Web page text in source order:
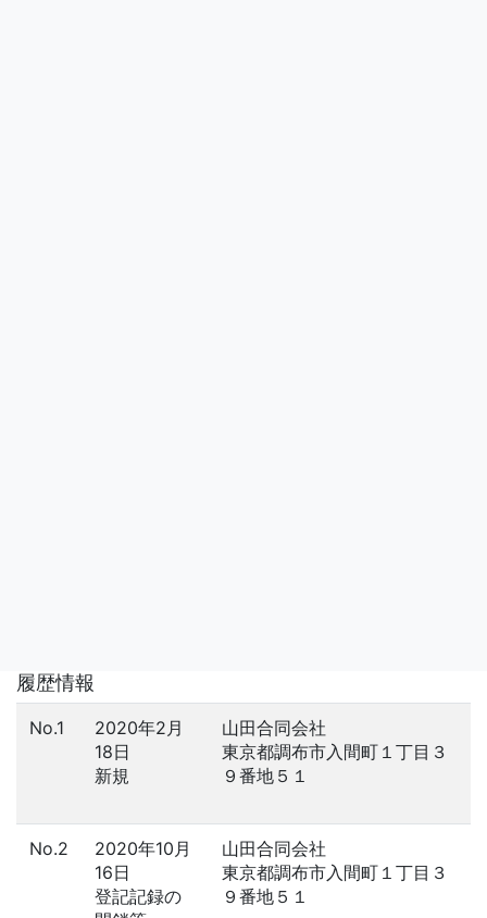
履歴情報
No.1
2020年2月
18日
新規
山田合同会社
東京都調布市入間町１丁目３
９番地５１
No.2
2020年10月
16日
登記記録の
山田合同会社
東京都調布市入間町１丁目３
９番地５１